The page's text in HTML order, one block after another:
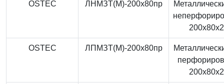
OSTEC ЛНМЗТ(М)-200x80пр
OSTEC ЛПМЗТ(М)-200x80пр